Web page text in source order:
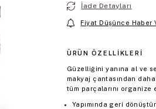
İade Detayları
Fiyat Düşünce Haber
ÜRÜN ÖZELLIKLERI
Güzelliğini yanına al ve
makyaj çantasından
tüm parçalarını organize
Yapımında geri